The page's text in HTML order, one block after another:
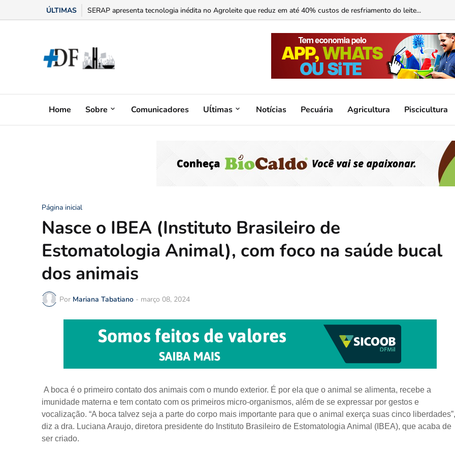
ÚLTIMAS “Bumbum triste” na menopausa: o adesivo hormonal ajuda?...
Home Sobre Comunicadores Uĺtimas Notícias Pecuária Agricultura Piscicultura
Página inicial
Nasce o IBEA (Instituto Brasileiro de
Estomatologia Animal), com foco na saúde bucal
dos animais
Por Mariana Tabatiano - março 08, 2024
A boca é o primeiro contato dos animais com o mundo exterior. É por ela que o animal se alimenta, recebe a
imunidade materna e tem contato com os primeiros micro-organismos, além de se expressar por gestos e
vocalização. “A boca talvez seja a parte do corpo mais importante para que o animal exerça suas cinco liberdades”,
diz a dra. Luciana Araujo, diretora presidente do Instituto Brasileiro de Estomatologia Animal (IBEA), que acaba de
ser criado.